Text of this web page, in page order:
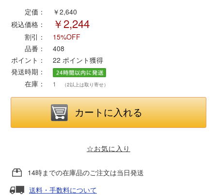
さんけい
トラムウェイ
天賞堂
TTC
セール品・キャンペーン
セール商品
定価：
￥2,640
税込価格：
￥2,244
割引：
15%OFF
品番：
408
ポイント：
22 ポイント獲得
発送時期：
在庫：
1 （2以上は取り寄せ）
☆お気に入り
14時までの在庫品のご注文は当日発送
送料・手数料について